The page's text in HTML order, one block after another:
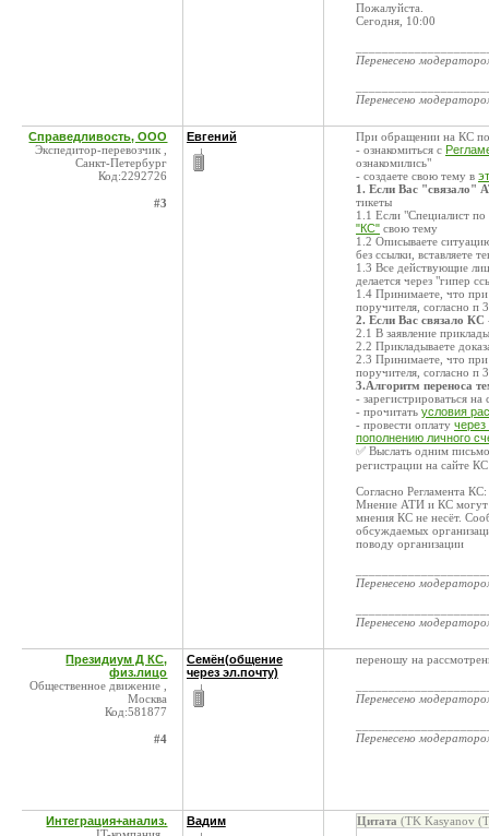
Пожалуйста.
Сегодня, 10:00
Перенесено
Перенесено
Справедливость, ООО
Экспедитор-перевозчик ,
Санкт-Петербург
Код:2292726
#3
Евгений
При обращении на КС
- ознакомиться с
ознакомились"
- создаете свою тему в
1. Если Вас "связало"
тикеты
1.1 Если "Специалист
"КС" свою тему
1.2 Описываете
без ссылки, вставляете
1.3 Все действующие
делается через "гипер
1.4 Принимаете, что
поручителя, согласно п
2. Если Вас связало КС
2.1 В заявление
2.2 Прикладываете
2.3 Принимаете, что
поручителя, согласно п
3.Алгоритм переноса
- зарегистрироваться
- прочитать условия
- провести оплату через
пополнению личного
✅ Выслать одним
регистрации на сайте
Согласно Регламента
Мнение АТИ и КС могут
мнения КС не несёт.
обсуждаемых
поводу организации
Перенесено
Перенесено
Президиум Д КС,
физ.лицо
Общественное движение ,
Москва
Код:581877
#4
Семён(общение
через эл.почту)
переношу на
Перенесено
Перенесено
Интеграция+анализ.
Вадим Цитата (TK Kasyanov